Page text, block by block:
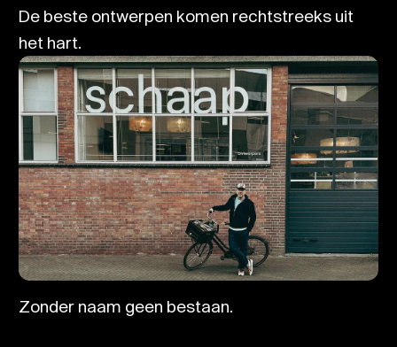
De beste ontwerpen komen rechtstreeks uit
het hart.
Zonder naam geen bestaan.